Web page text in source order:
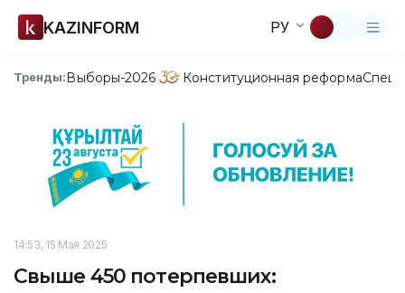
KAZINFORM РУ
Тренды:Выборы-2026 Конституционная реформа
14:53, 15 Мая 2025
Свыше 450 потерпевших: